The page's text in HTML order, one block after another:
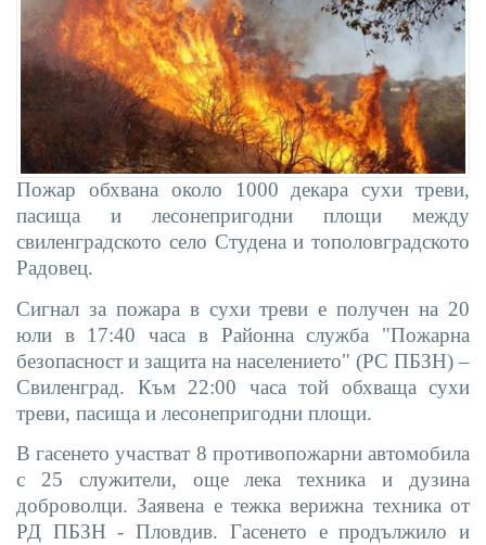
Пожар обхвана около 1000 декара сухи треви,
пасища и лесонепригодни площи между
свиленградското село Студена и тополовградското
Радовец.
Сигнал за пожарa в сухи треви е получен на 20
юли в 17:40 часа в Районна служба "Пожарна
безопасност и защита на населението" (РС ПБЗН) –
Свиленград. Към 22:00 часа той обхваща сухи
треви, пасища и лесонепригодни площи.
В гасенето участват 8 противопожарни автомобила
с 25 служители, още лека техника и дузина
доброволци. Заявена е тежка верижна техника от
РД ПБЗН - Пловдив. Гасенето е продължило и